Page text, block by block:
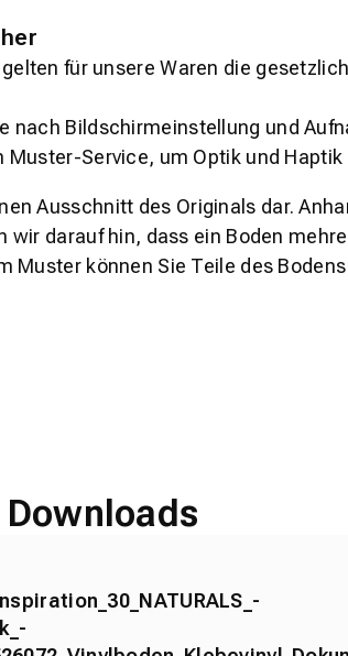
für unsere Waren die
nach Bildschirmeinstellung und
Service, um Optik und
Ausschnitt des Originals dar.
wir darauf hin, dass ein Boden
Muster können Sie Teile des